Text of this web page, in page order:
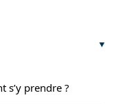
s’y prendre ?